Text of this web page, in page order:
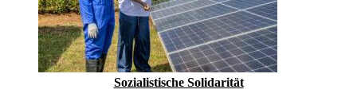
Sozialistische Solidarität